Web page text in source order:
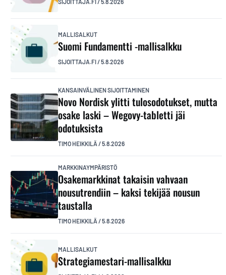
SIJOITTAJA.FI/5.8.2026
MALLISALKUT
Suomi Fundamentti -mallisalkku
SIJOITTAJA.FI/5.8.2026
KANSAINVÄLINEN SIJOITTAMINEN
Novo Nordisk ylitti tulosodotukset, mutta
osake laski – Wegovy-tabletti jäi
odotuksista
TIMO HEIKKILÄ /5.8.2026
MARKKINAYMPÄRISTÖ
Osakemarkkinat takaisin vahvaan
nousutrendiin – kaksi tekijää nousun
taustalla
TIMO HEIKKILÄ /5.8.2026
MALLISALKUT
Strategiamestari-mallisalkku